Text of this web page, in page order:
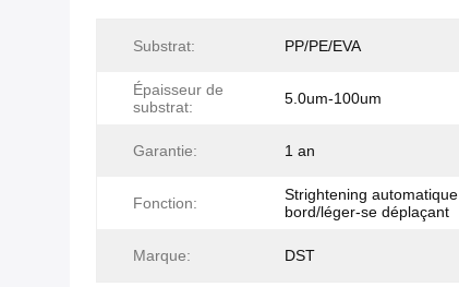
Substrat: PP/PE/EVA
Épaisseur de
substrat:
5.0um-100um
Garantie: 1 an
Fonction:
Strightening
bord/léger-se déplaçant
Marque: DST